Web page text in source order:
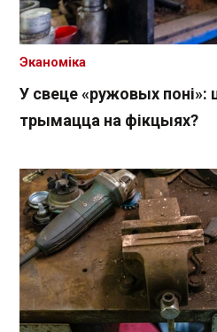
У свеце «ружовых поні»:
трымацца на фікцыях?
Эканоміка